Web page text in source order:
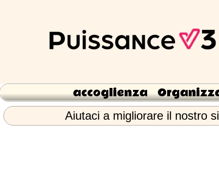
accoglienza
Aiutaci a migliorare il nostro